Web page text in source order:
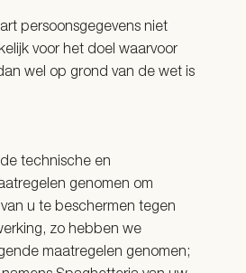
persoonsgegevens niet
voor het doel waarvoor
wel op grond van de wet is
technische en
genomen om
u te beschermen tegen
zo hebben we
maatregelen genomen;